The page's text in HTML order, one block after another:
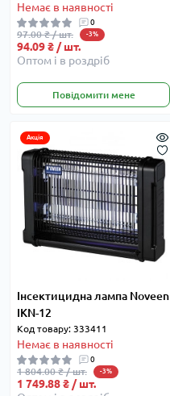
Немає в наявності
0
97.00 ₴ / шт. -3%
94.09 ₴ / шт.
Оптом і в роздріб
Повідомити мене
Акція
Інсектицидна лампа Noveen
IKN-12
Код товару: 333411
Немає в наявності
0
1 804.00 ₴ / шт. -3%
1 749.88 ₴ / шт.